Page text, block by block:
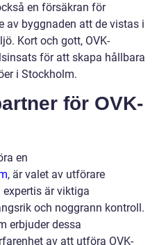
en försäkran för
av byggnaden att de vistas i
Kort och gott, OVK-
för att skapa hållbara
i Stockholm.
för OVK-
en
, är valet av utförare
expertis är viktiga
och noggrann kontroll.
erbjuder dessa
av att utföra OVK-